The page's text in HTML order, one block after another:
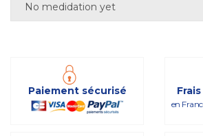
No medidation yet
Paiement sécurisé
en